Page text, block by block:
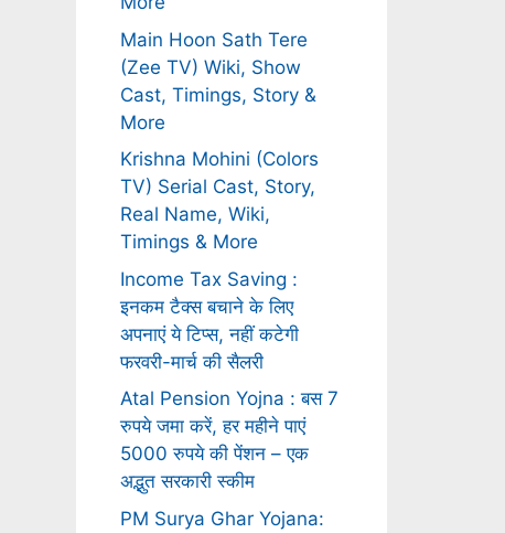
Main Hoon Sath Tere
(Zee TV) Wiki, Show
Cast, Timings, Story &
More
Krishna Mohini (Colors
TV) Serial Cast, Story,
Real Name, Wiki,
Timings & More
Income Tax Saving :
इनकम टैक्स बचाने के लिए
अपनाएं ये टिप्स, नहीं कटेगी
फरवरी-मार्च की सैलरी
Atal Pension Yojna : बस 7
रुपये जमा करें, हर महीने पाएं
5000 रुपये की पेंशन – एक
अद्भुत सरकारी स्कीम
PM Surya Ghar Yojana: